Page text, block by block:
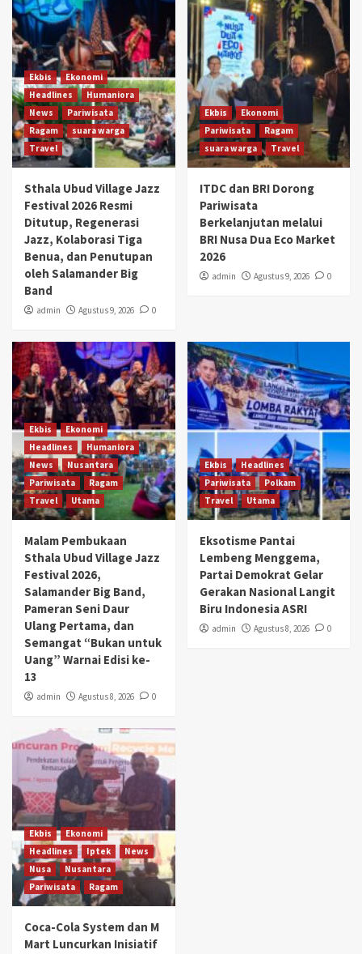
Ekbis
Ekonomi
Headlines
Humaniora
News
Pariwisata
Ragam
suara warga
Travel
Sthala Ubud Village Jazz
Festival 2026 Resmi
Ditutup, Regenerasi
Jazz, Kolaborasi Tiga
Benua, dan Penutupan
oleh Salamander Big
Band
admin Agustus 9, 2026 0
Ekbis
Ekonomi
Pariwisata
Ragam
suara warga
Travel
ITDC dan BRI Dorong
Pariwisata
Berkelanjutan melalui
BRI Nusa Dua Eco Market
2026
admin Agustus 9, 2026 0
Ekbis
Ekonomi
Headlines
Humaniora
News
Nusantara
Pariwisata
Ragam
Travel
Utama
Malam Pembukaan
Sthala Ubud Village Jazz
Festival 2026,
Salamander Big Band,
Pameran Seni Daur
Ulang Pertama, dan
Semangat “Bukan untuk
Uang” Warnai Edisi ke-
13
admin Agustus 8, 2026 0
Ekbis
Headlines
Pariwisata
Polkam
Travel
Utama
Eksotisme Pantai
Lembeng Menggema,
Partai Demokrat Gelar
Gerakan Nasional Langit
Biru Indonesia ASRI
admin Agustus 8, 2026 0
Ekbis
Ekonomi
Headlines
Iptek
News
Nusa
Nusantara
Pariwisata
Ragam
Coca-Cola System dan M
Mart Luncurkan Inisiatif